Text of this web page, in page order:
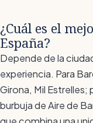
¿Cuál es el
España?
Depende de la
experiencia. Para
Girona, Mil Estrelles;
burbuja de Aire de